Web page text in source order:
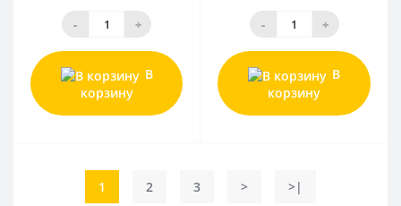
- +
В
корзину
- +
В
корзину
1 2 3 > >|